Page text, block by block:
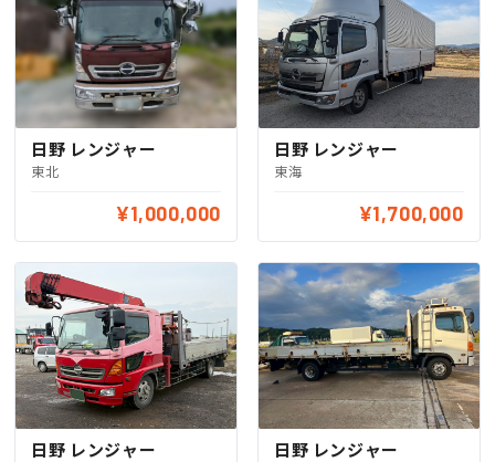
日野 レンジャー
東北
¥1,000,000
日野 レンジャー
東海
¥1,700,000
日野 レンジャー 日野 レンジャー